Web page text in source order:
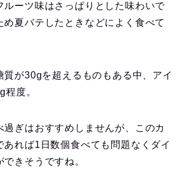
ルーツ味はさっぱりとした味わいで
め夏バテしたときなどによく食べて
質が30gを超えるものもある中、アイ
程度。
過ぎはおすすめしませんが、このカ
あれば1日数個食べても問題なくダイ
きそうですね。